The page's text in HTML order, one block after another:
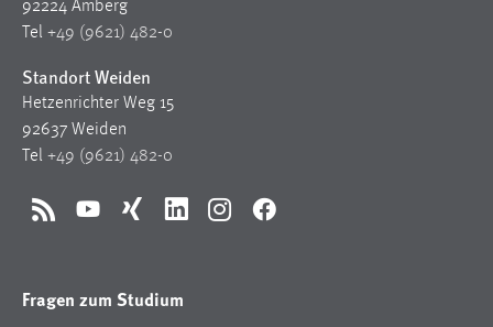
92224 Amberg
Tel +49 (9621) 482-0
Standort Weiden
Hetzenrichter Weg 15
92637 Weiden
Tel +49 (9621) 482-0
RSS YouTubeXing LinkedInInstagramFacebook
Fragen zum Studium
einloggen zu können.
24 Stunden
Statistik Cookies erfassen Informationen anonym.
Matomo